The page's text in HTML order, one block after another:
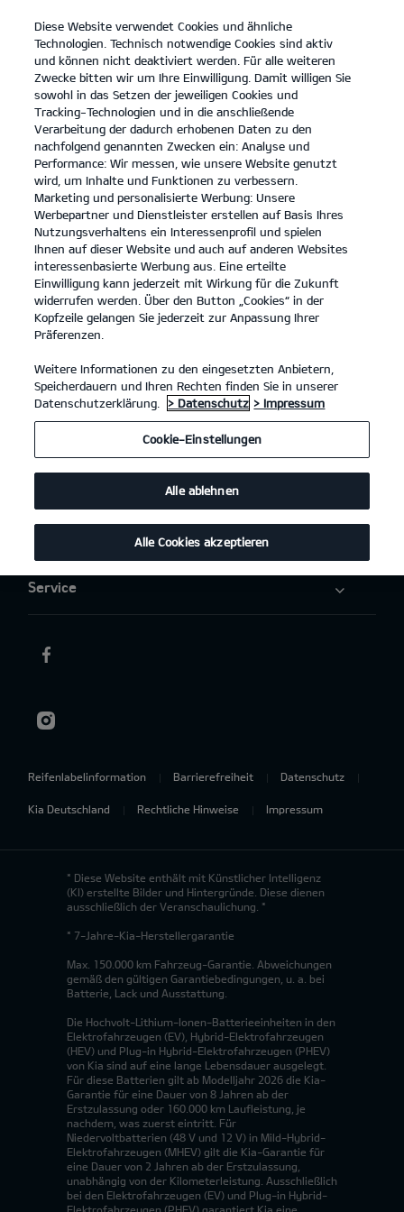
open
menu
KONTAKT
PROBEFAHRT
Modelle
Business
Angebote
Elektromobilität
Aktuelles
Über uns
Service
Reifenlabelinformation Barrierefreiheit Datenschutz
Kia Deutschland Rechtliche Hinweise Impressum
* Diese Website enthält mit Künstlicher Intelligenz
(KI) erstellte Bilder und Hintergründe. Diese dienen
ausschließlich der Veranschaulichung. *
* 7-Jahre-Kia-Herstellergarantie
Max. 150.000 km Fahrzeug-Garantie. Abweichungen
gemäß den gültigen Garantiebedingungen, u. a. bei
Batterie, Lack und Ausstattung.
Die Hochvolt-Lithium-Ionen-Batterieeinheiten in den
Elektrofahrzeugen (EV), Hybrid-Elektrofahrzeugen
(HEV) und Plug-in Hybrid-Elektrofahrzeugen (PHEV)
von Kia sind auf eine lange Lebensdauer ausgelegt.
Für diese Batterien gilt ab Modelljahr 2026 die Kia-
Garantie für eine Dauer von 8 Jahren ab der
Erstzulassung oder 160.000 km Laufleistung, je
nachdem, was zuerst eintritt. Für
Niedervoltbatterien (48 V und 12 V) in Mild-Hybrid-
Elektrofahrzeugen (MHEV) gilt die Kia-Garantie für
eine Dauer von 2 Jahren ab der Erstzulassung,
unabhängig von der Kilometerleistung. Ausschließlich
bei den Elektrofahrzeugen (EV) und Plug-in Hybrid-
Elektrofahrzeugen (PHEV) garantiert Kia eine
Diese Website verwendet Cookies und ähnliche
Technologien. Technisch notwendige Cookies sind aktiv
und können nicht deaktiviert werden. Für alle weiteren
Zwecke bitten wir um Ihre Einwilligung. Damit willigen Sie
sowohl in das Setzen der jeweiligen Cookies und
Tracking-Technologien und in die anschließende
Verarbeitung der dadurch erhobenen Daten zu den
nachfolgend genannten Zwecken ein: Analyse und
Performance: Wir messen, wie unsere Website genutzt
wird, um Inhalte und Funktionen zu verbessern.
Marketing und personalisierte Werbung: Unsere
Werbepartner und Dienstleister erstellen auf Basis Ihres
Nutzungsverhaltens ein Interessenprofil und spielen
Ihnen auf dieser Website und auch auf anderen Websites
interessenbasierte Werbung aus. Eine erteilte
Einwilligung kann jederzeit mit Wirkung für die Zukunft
widerrufen werden. Über den Button „Cookies“ in der
Kopfzeile gelangen Sie jederzeit zur Anpassung Ihrer
Präferenzen.
Weitere Informationen zu den eingesetzten Anbietern,
Speicherdauern und Ihren Rechten finden Sie in unserer
Datenschutzerklärung.
> Datenschutz > Impressum
Cookie-Einstellungen
Alle ablehnen
Alle Cookies akzeptieren